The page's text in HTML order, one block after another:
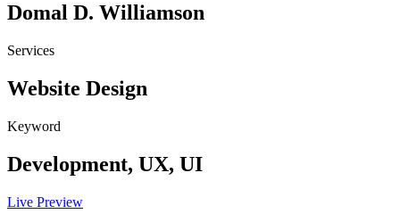
Domal D. Williamson
Services
Website Design
Keyword
Development, UX, UI
Live Preview